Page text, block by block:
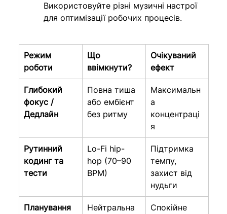
Використовуйте різні музичні настрої
для оптимізації робочих процесів.
Режим
роботи
Що
ввімкнути?
Очікуваний
ефект
Глибокий
фокус /
Дедлайн
Повна тиша
або ембієнт
без ритму
Максимальн
а
концентраці
я
Рутинний
кодинг та
тести
Lo-Fi hip-
hop (70–90
BPM)
Підтримка
темпу,
захист від
нудьги
Планування
Нейтральна
Спокійне